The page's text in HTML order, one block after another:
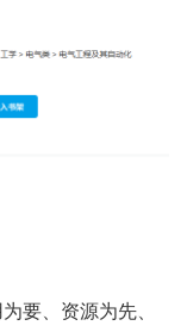
要、资源为先、